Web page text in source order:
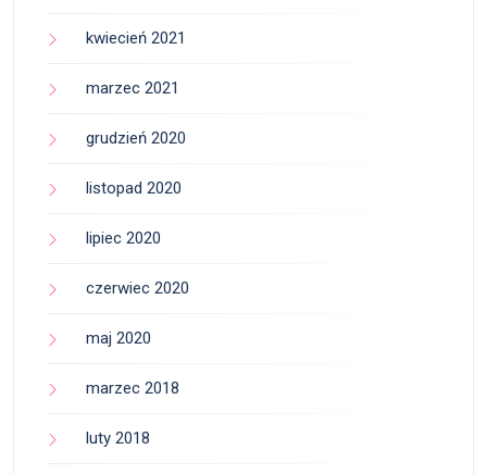
kwiecień 2021
marzec 2021
grudzień 2020
listopad 2020
lipiec 2020
czerwiec 2020
maj 2020
marzec 2018
luty 2018